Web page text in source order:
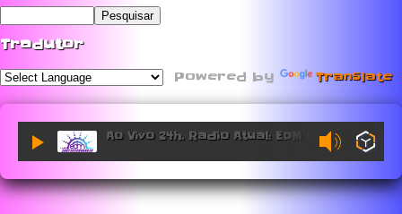
Tradutor
Powered by Translate
Ao Vivo 24h. Radio Atual: EDM Sessions.